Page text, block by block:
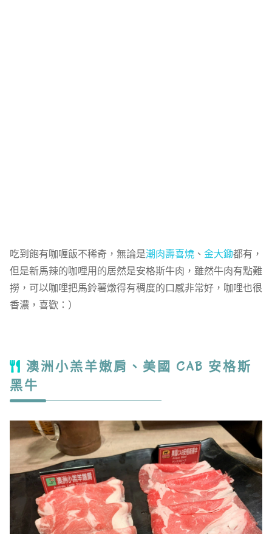
吃到飽有咖喱飯不稀奇，無論是潮肉壽喜燒、 金大鋤都有，
但是新馬辣的咖哩用的居然是安格斯牛肉，雖然牛肉有點難
撈，可以咖哩把馬鈴薯燉得有稠度的口感非常好，咖哩也很
香濃，喜歡：）
澳洲小羔羊嫩肩、美國 CAB 安格斯
黑牛